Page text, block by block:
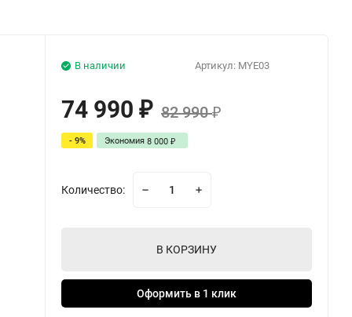
Артикул: MYE03
В наличии
74 990₽ 82 990₽
- 9% Экономия8 000₽
Количество:
В КОРЗИНУ
Оформить в 1 клик